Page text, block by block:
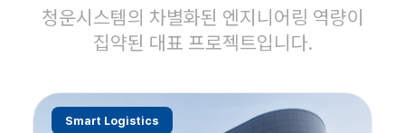
청운시스템의 차별화된 엔지니어링 역량이
집약된 대표 프로젝트입니다.
Smart Logistics